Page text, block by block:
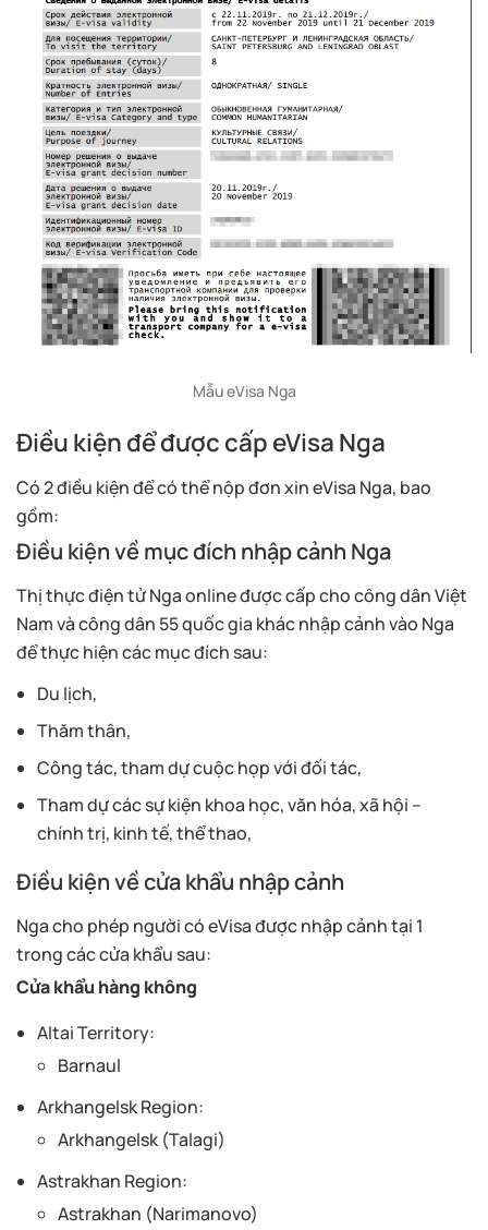
Mẫu eVisa Nga
Điều kiện để được cấp eVisa Nga
Có 2 điều kiện để có thể nộp đơn xin eVisa Nga, bao
gồm:
Điều kiện về mục đích nhập cảnh Nga
Thị thực điện tử Nga online được cấp cho công dân Việt
Nam và công dân 55 quốc gia khác nhập cảnh vào Nga
để thực hiện các mục đích sau:
Du lịch,
Thăm thân,
Công tác, tham dự cuộc họp với đối tác,
Tham dự các sự kiện khoa học, văn hóa, xã hội –
chính trị, kinh tế, thể thao,
Điều kiện về cửa khẩu nhập cảnh
Nga cho phép người có eVisa được nhập cảnh tại 1
trong các cửa khẩu sau:
Cửa khẩu hàng không
Altai Territory:
Barnaul
Arkhangelsk Region:
Arkhangelsk (Talagi)
Astrakhan Region:
Astrakhan (Narimanovo)